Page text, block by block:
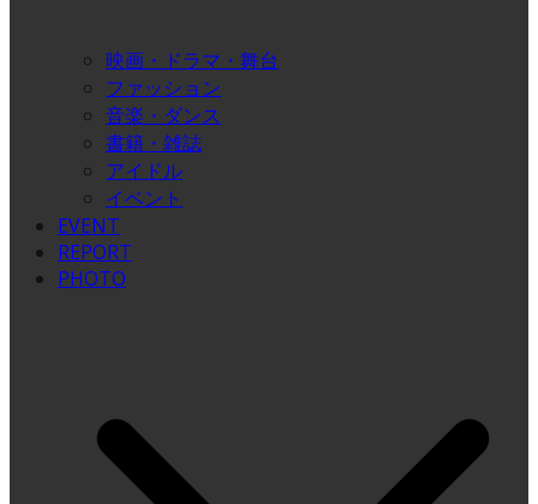
映画・ドラマ・舞台
ファッション
音楽・ダンス
書籍・雑誌
アイドル
イベント
EVENT
REPORT
PHOTO